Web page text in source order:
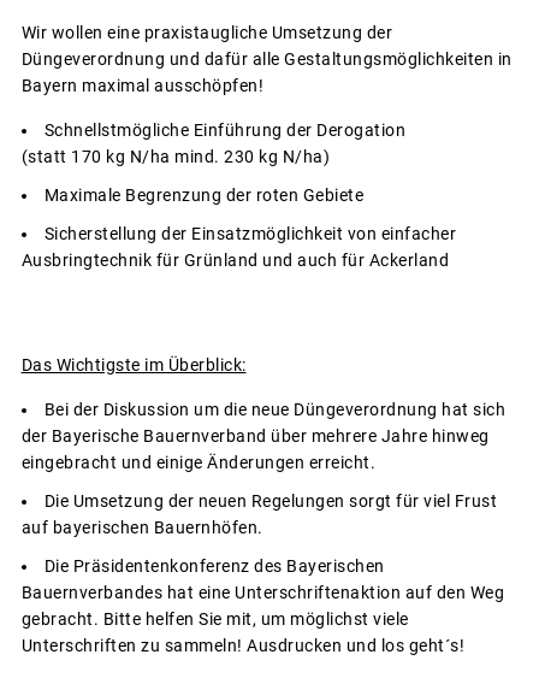
Wir wollen eine praxistaugliche Umsetzung der
Düngeverordnung und dafür alle Gestaltungsmöglichkeiten in
Bayern maximal ausschöpfen!
Schnellstmögliche Einführung der Derogation
(statt 170 kg N/ha mind. 230 kg N/ha)
Maximale Begrenzung der roten Gebiete
Sicherstellung der Einsatzmöglichkeit von einfacher
Ausbringtechnik für Grünland und auch für Ackerland
Das Wichtigste im Überblick:
Bei der Diskussion um die neue Düngeverordnung hat sich
der Bayerische Bauernverband über mehrere Jahre hinweg
eingebracht und einige Änderungen erreicht.
Die Umsetzung der neuen Regelungen sorgt für viel Frust
auf bayerischen Bauernhöfen.
Die Präsidentenkonferenz des Bayerischen
Bauernverbandes hat eine Unterschriftenaktion auf den Weg
gebracht. Bitte helfen Sie mit, um möglichst viele
Unterschriften zu sammeln! Ausdrucken und los geht´s!